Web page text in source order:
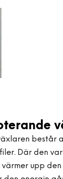
består
Där den
upp